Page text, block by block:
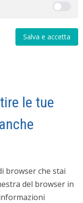
Salva e accetta
le tue
browser che stai
del browser in